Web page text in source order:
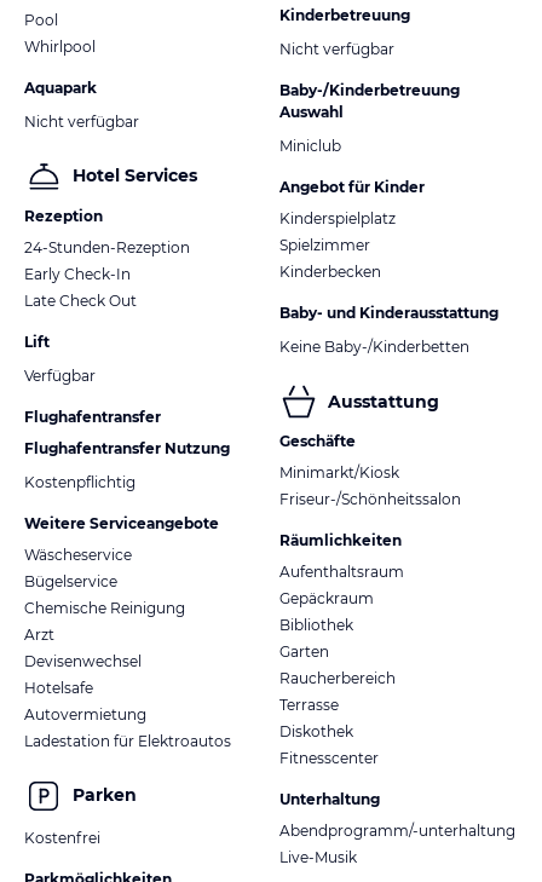
Pool
Whirlpool
Aquapark
Nicht verfügbar
Hotel Services
Rezeption
24-Stunden-Rezeption
Early Check-In
Late Check Out
Lift
Verfügbar
Flughafentransfer
Flughafentransfer Nutzung
Kostenpflichtig
Weitere Serviceangebote
Wäscheservice
Bügelservice
Chemische Reinigung
Arzt
Devisenwechsel
Hotelsafe
Autovermietung
Ladestation für Elektroautos
Parken
Kostenfrei
Kinderbetreuung
Nicht verfügbar
Baby-/Kinderbetreuung
Auswahl
Miniclub
Angebot für Kinder
Kinderspielplatz
Spielzimmer
Kinderbecken
Baby- und Kinderausstattung
Keine Baby-/Kinderbetten
Ausstattung
Geschäfte
Minimarkt/Kiosk
Friseur-/Schönheitssalon
Räumlichkeiten
Aufenthaltsraum
Gepäckraum
Bibliothek
Garten
Raucherbereich
Terrasse
Diskothek
Fitnesscenter
Unterhaltung
Abendprogramm/-unterhaltung
Live-Musik